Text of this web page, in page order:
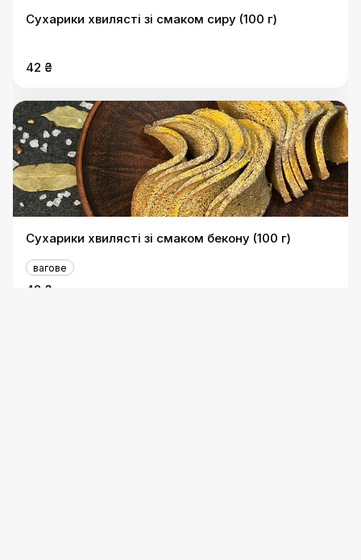
Сухарики хвилясті зі смаком сиру (100 г)
42 ₴
Сухарики хвилясті зі смаком бекону (100 г)
вагове
42 ₴